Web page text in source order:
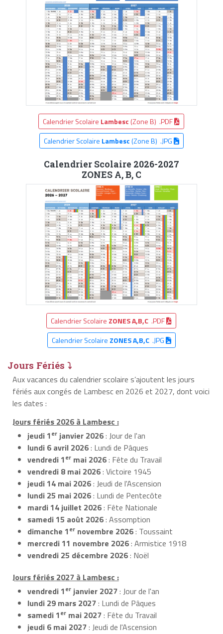
Calendrier Scolaire Lambesc (Zone B) .PDF
Calendrier Scolaire Lambesc(Zone B) .JPG
Calendrier Scolaire 2026-2027
ZONES A, B, C
Calendrier Scolaire ZONES A,B,C .PDF
Calendrier Scolaire ZONES A,B,C.JPG
Jours Fériés ⤵
Aux vacances du calendrier scolaire s’ajoutent les jours
fériés aux congés de Lambesc en 2026 et 2027, dont voici
les dates :
Jours fériés 2026 à Lambesc :
jeudi 1er janvier 2026: Jour de l'an
lundi 6 avril 2026: Lundi de Pâques
vendredi 1er mai 2026: Fête du Travail
vendredi 8 mai 2026: Victoire 1945
jeudi 14 mai 2026: Jeudi de l'Ascension
lundi 25 mai 2026: Lundi de Pentecôte
mardi 14 juillet 2026: Fête Nationale
samedi 15 août 2026: Assomption
dimanche 1er novembre 2026: Toussaint
mercredi 11 novembre 2026: Armistice 1918
vendredi 25 décembre 2026: Noël
Jours fériés 2027 à Lambesc :
vendredi 1er janvier 2027: Jour de l'an
lundi 29 mars 2027: Lundi de Pâques
samedi 1er mai 2027: Fête du Travail
jeudi 6 mai 2027: Jeudi de l'Ascension